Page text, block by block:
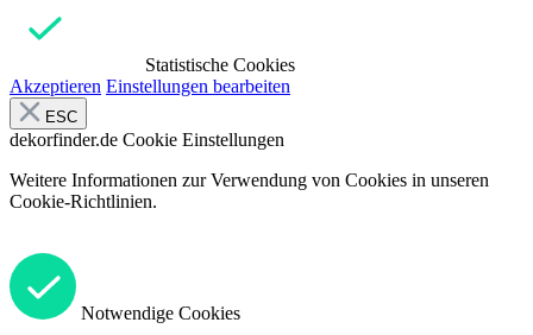
Statistische Cookies
Akzeptieren Einstellungen bearbeiten
ESC
dekorfinder.de Cookie Einstellungen
Weitere Informationen zur Verwendung von Cookies in unseren
Cookie-Richtlinien.
Notwendige Cookies